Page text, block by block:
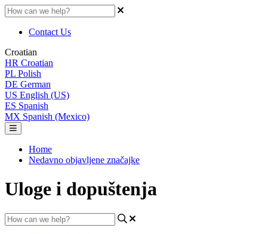
Contact Us
Croatian
HR Croatian
PL Polish
DE German
US English (US)
ES Spanish
MX Spanish (Mexico)
Home
Nedavno objavljene značajke
Uloge i dopuštenja